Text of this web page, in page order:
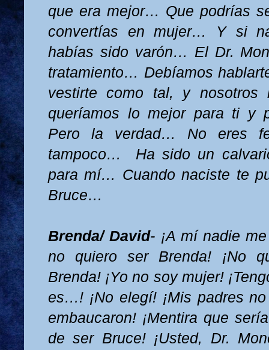
que era mejor… Que podrías
convertías en mujer… Y si
habías sido varón… El Dr.
tratamiento… Debíamos
vestirte como tal, y nosotros
queríamos lo mejor para ti y
Pero la verdad… No eres
tampoco…
Ha sido un
para mí… Cuando naciste te
Bruce…
Brenda/ David- ¡A mí nadie
no quiero ser Brenda! ¡No
Brenda! ¡Yo no soy mujer!
es…! ¡No elegí! ¡Mis padres
embaucaron! ¡Mentira que
de ser Bruce! ¡Usted, Dr.